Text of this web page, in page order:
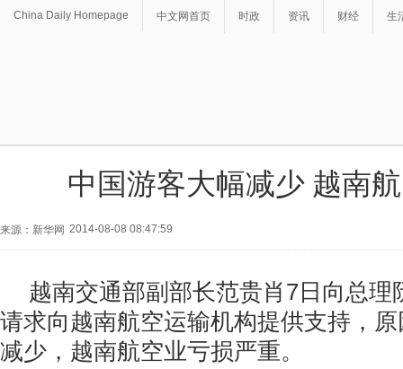
China Daily Homepage 中文网首页 时政 资讯 财经 生
中国游客大幅减少 越南
来源：新华网 2014-08-08 08:47:59
越南交通部副部长范贵肖7日向总理
请求向越南航空运输机构提供支持，
减少，越南航空业亏损严重。